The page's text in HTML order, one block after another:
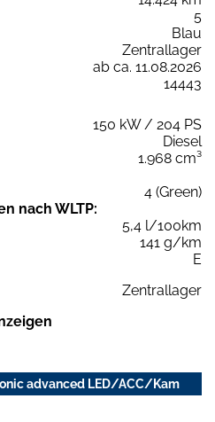
5
Blau
Zentrallager
ab ca. 11.08.2026
14443
150 kW / 204 PS
Diesel
1.968 cm³
4 (Green)
nach WLTP:
5,4 l/100km
141 g/km
E
Zentrallager
advanced LED/ACC/Kam